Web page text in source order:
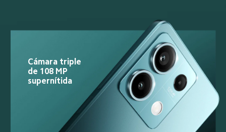
Cámara triple
de 108 MP
supernítida